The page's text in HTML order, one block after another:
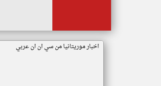
اخبار موريتانيا من سي ان ان عربي